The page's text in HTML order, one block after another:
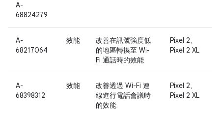
A-
68824279
A-
68217064
效能
改善在訊號強度低
的地區轉換至 Wi-
Fi 通話時的效能
Pixel 2、
Pixel 2 XL
A-
68398312
效能
改善透過 Wi-Fi 連
線進行電話會議時
的效能
Pixel 2、
Pixel 2 XL